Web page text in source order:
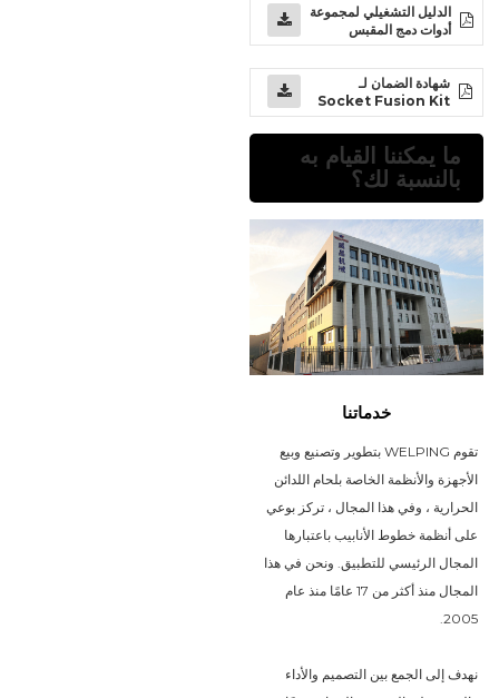
الدليل التشغيلي لمجموعة
أدوات دمج المقبس
شهادة الضمان لـ
Socket Fusion Kit
ما يمكننا القيام به
بالنسبة لك؟
خدماتنا
تقوم WELPING بتطوير وتصنيع وبيع
الأجهزة والأنظمة الخاصة بلحام اللدائن
الحرارية ، وفي هذا المجال ، تركز بوعي
على أنظمة خطوط الأنابيب باعتبارها
المجال الرئيسي للتطبيق. ونحن في هذا
المجال منذ أكثر من 17 عامًا منذ عام
2005.
نهدف إلى الجمع بين التصميم والأداء